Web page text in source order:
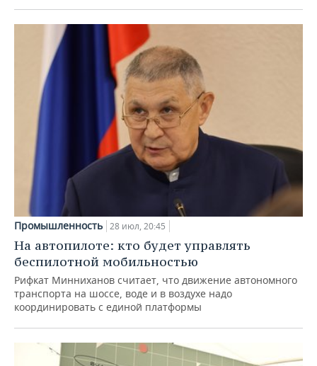
Промышленность 28 июл, 20:45
На автопилоте: кто будет управлять
беспилотной мобильностью
Рифкат Минниханов считает, что движение автономного
транспорта на шоссе, воде и в воздухе надо
координировать с единой платформы